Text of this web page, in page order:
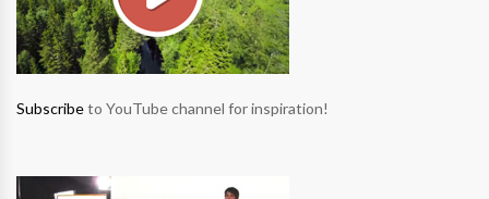
Subscribeto YouTube channel for inspiration!